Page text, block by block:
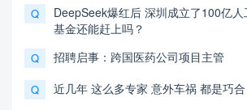
Q
DeepSeek爆红后 深圳成立了100亿
基金还能赶上吗？
Q 招聘启事：跨国医药公司项目主管
Q 近几年 这么多专家 意外车祸 都是巧合